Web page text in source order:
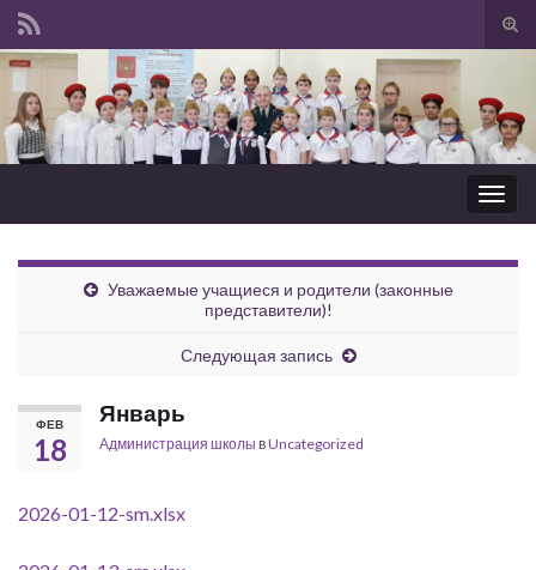
Вкл/
Search for:
Вкл/
выкл
Уважаемые учащиеся и родители (законные
представители)!
Следующая запись
ФЕВ
18
Январь
Администрация школы вUncategorized
2026-01-12-sm.xlsx